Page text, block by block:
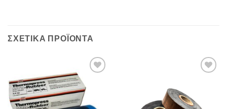
ΣΧΕΤΙΚΆ ΠΡΟΪΌΝΤΑ
Πρόσθήκη
στην λίστα
Πρόσθήκη
στην λίστα